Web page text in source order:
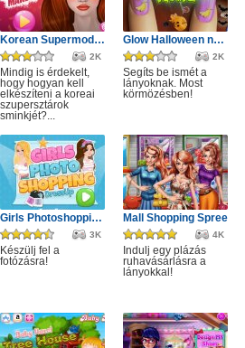
Korean Supermodel Makeup
2K
Mindig is érdekelt,
hogy hogyan kell
elkészíteni a koreai
szupersztárok
sminkjét?...
Glow Halloween nails polish
2K
Segíts be ismét a
lányoknak. Most
körmözésben!
Girls Photoshopping Dressup
3K
Készülj fel a
fotózásra!
Mall Shopping Spree
4K
Indulj egy plázás
ruhavásárlásra a
lányokkal!